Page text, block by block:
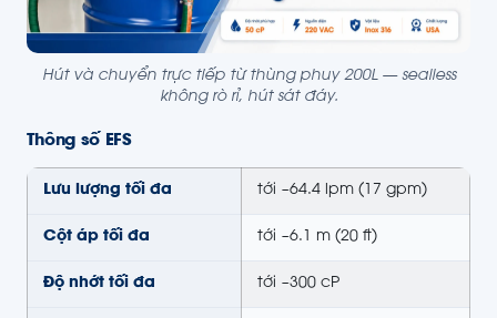
Hút và chuyển trực tiếp từ thùng phuy 200L — sealless
không rò rỉ, hút sát đáy.
Thông số EFS
Lưu lượng tối đa tới ~64.4 lpm (17 gpm)
Cột áp tối đa tới ~6.1 m (20 ft)
Độ nhớt tối đa tới ~300 cP